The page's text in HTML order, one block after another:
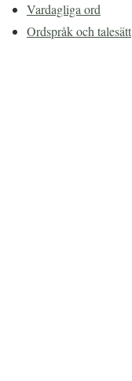
Vardagliga ord
Ordspråk och talesätt